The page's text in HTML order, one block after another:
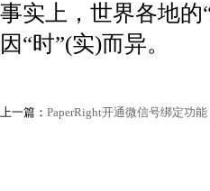
事实上，世界各地的
因“时”(实)而异。
上一篇： PaperRight开通微信号绑定功能